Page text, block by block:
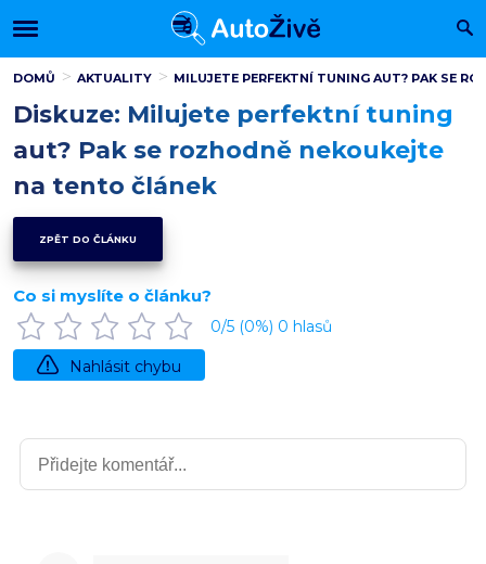
DOMŮ AKTUALITY MILUJETE PERFEKTNÍ TUNING AUT? PAK SE
Diskuze: Milujete perfektní tuning
aut? Pak se rozhodně nekoukejte
na tento článek
ZPĚT DO ČLÁNKU
Co si myslíte o článku?
0/5 (0%) 0 hlasů
Nahlásit chybu